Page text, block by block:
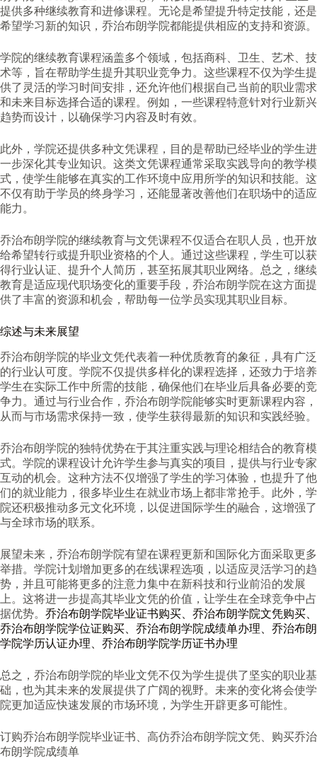
提供多种继续教育和进修课程。无论是希望提升特定技能，还是
希望学习新的知识，乔治布朗学院都能提供相应的支持和资源。
学院的继续教育课程涵盖多个领域，包括商科、卫生、艺术、技
术等，旨在帮助学生提升其职业竞争力。这些课程不仅为学生提
供了灵活的学习时间安排，还允许他们根据自己当前的职业需求
和未来目标选择合适的课程。例如，一些课程特意针对行业新兴
趋势而设计，以确保学习内容及时有效。
此外，学院还提供多种文凭课程，目的是帮助已经毕业的学生进
一步深化其专业知识。这类文凭课程通常采取实践导向的教学模
式，使学生能够在真实的工作环境中应用所学的知识和技能。这
不仅有助于学员的终身学习，还能显著改善他们在职场中的适应
能力。
乔治布朗学院的继续教育与文凭课程不仅适合在职人员，也开放
给希望转行或提升职业资格的个人。通过这些课程，学生可以获
得行业认证、提升个人简历，甚至拓展其职业网络。总之，继续
教育是适应现代职场变化的重要手段，乔治布朗学院在这方面提
供了丰富的资源和机会，帮助每一位学员实现其职业目标。
综述与未来展望
乔治布朗学院的毕业文凭代表着一种优质教育的象征，具有广泛
的行业认可度。学院不仅提供多样化的课程选择，还致力于培养
学生在实际工作中所需的技能，确保他们在毕业后具备必要的竞
争力。通过与行业合作，乔治布朗学院能够实时更新课程内容，
从而与市场需求保持一致，使学生获得最新的知识和实践经验。
乔治布朗学院的独特优势在于其注重实践与理论相结合的教育模
式。学院的课程设计允许学生参与真实的项目，提供与行业专家
互动的机会。这种方法不仅增强了学生的学习体验，也提升了他
们的就业能力，很多毕业生在就业市场上都非常抢手。此外，学
院还积极推动多元文化环境，以促进国际学生的融合，这增强了
与全球市场的联系。
展望未来，乔治布朗学院有望在课程更新和国际化方面采取更多
举措。学院计划增加更多的在线课程选项，以适应灵活学习的趋
势，并且可能将更多的注意力集中在新科技和行业前沿的发展
上。这将进一步提高其毕业文凭的价值，让学生在全球竞争中占
据优势。 乔治布朗学院毕业证书购买、乔治布朗学院文凭购买、
乔治布朗学院学位证购买、乔治布朗学院成绩单办理、乔治布朗
学院学历认证办理、乔治布朗学院学历证书办理
总之，乔治布朗学院的毕业文凭不仅为学生提供了坚实的职业基
础，也为其未来的发展提供了广阔的视野。未来的变化将会使学
院更加适应快速发展的市场环境，为学生开辟更多可能性。
订购乔治布朗学院毕业证书、高仿乔治布朗学院文凭、购买乔治
布朗学院成绩单